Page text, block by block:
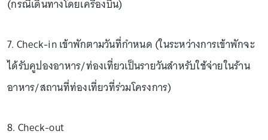
(กรณีเดินทางโดยเครื่องบิน)
7. Check-in เข้าพักตามวันที่กำหนด (ในระหว่างการเข้าพักจะ
ได้รับคูปองอาหาร/ท่องเที่ยวเป็นรายวันสำหรับใช้จ่ายในร้าน
อาหาร/สถานที่ท่องเที่ยวที่ร่วมโครงการ)
8. Check-out